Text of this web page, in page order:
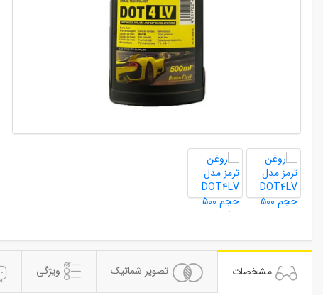
مشخصات تصویر شماتیک ویژگی